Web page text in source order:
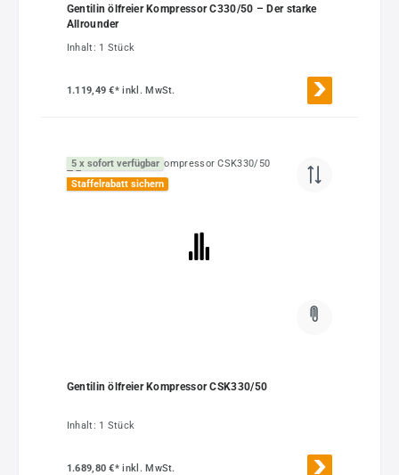
Gentilin ölfreier Kompressor C330/50 – Der starke
Allrounder
Inhalt: 1 Stück
1.119,49 €*inkl. MwSt.
5 x sofort verfügbar
Staffelrabatt sichern
Gentilin ölfreier Kompressor CSK330/50
Inhalt: 1 Stück
1.689,80 €*inkl. MwSt.